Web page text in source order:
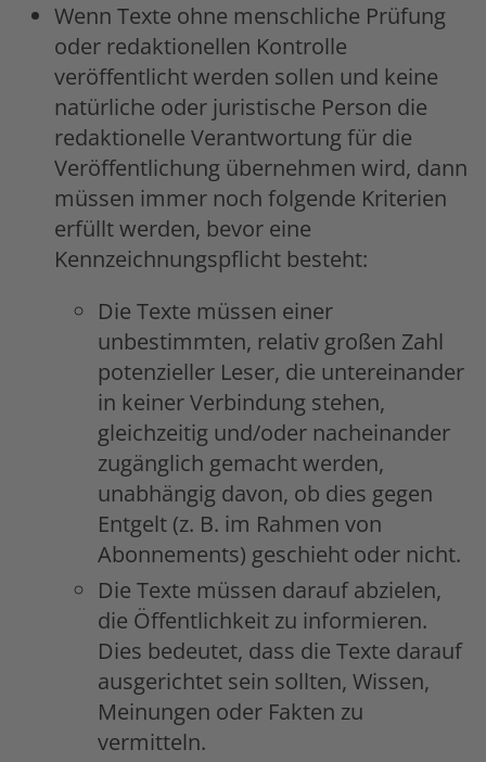
Wenn Texte ohne menschliche Prüfung
oder redaktionellen Kontrolle
veröffentlicht werden sollen und keine
natürliche oder juristische Person die
redaktionelle Verantwortung für die
Veröffentlichung übernehmen wird, dann
müssen immer noch folgende Kriterien
erfüllt werden, bevor eine
Kennzeichnungspflicht besteht:
Die Texte müssen einer
unbestimmten, relativ großen Zahl
potenzieller Leser, die untereinander
in keiner Verbindung stehen,
gleichzeitig und/oder nacheinander
zugänglich gemacht werden,
unabhängig davon, ob dies gegen
Entgelt (z. B. im Rahmen von
Abonnements) geschieht oder nicht.
Die Texte müssen darauf abzielen,
die Öffentlichkeit zu informieren.
Dies bedeutet, dass die Texte darauf
ausgerichtet sein sollten, Wissen,
Meinungen oder Fakten zu
vermitteln.